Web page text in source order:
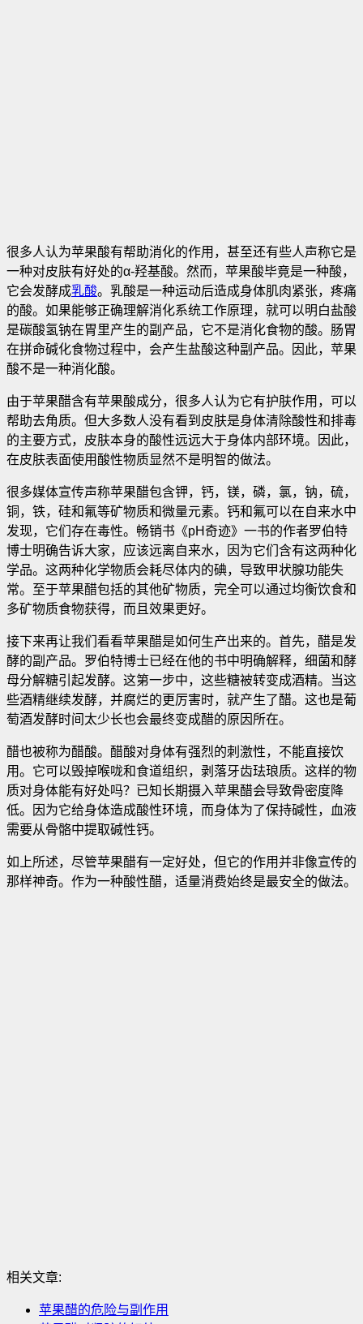
很多人认为苹果酸有帮助消化的作用，甚至还有些人声称它是
一种对皮肤有好处的α-羟基酸。然而，苹果酸毕竟是一种酸，
它会发酵成乳酸。乳酸是一种运动后造成身体肌肉紧张，疼痛
的酸。如果能够正确理解消化系统工作原理，就可以明白盐酸
是碳酸氢钠在胃里产生的副产品，它不是消化食物的酸。肠胃
在拼命碱化食物过程中，会产生盐酸这种副产品。因此，苹果
酸不是一种消化酸。
由于苹果醋含有苹果酸成分，很多人认为它有护肤作用，可以
帮助去角质。但大多数人没有看到皮肤是身体清除酸性和排毒
的主要方式，皮肤本身的酸性远远大于身体内部环境。因此，
在皮肤表面使用酸性物质显然不是明智的做法。
很多媒体宣传声称苹果醋包含钾，钙，镁，磷，氯，钠，硫，
铜，铁，硅和氟等矿物质和微量元素。钙和氟可以在自来水中
发现，它们存在毒性。畅销书《pH奇迹》一书的作者罗伯特
博士明确告诉大家，应该远离自来水，因为它们含有这两种化
学品。这两种化学物质会耗尽体内的碘，导致甲状腺功能失
常。至于苹果醋包括的其他矿物质，完全可以通过均衡饮食和
多矿物质食物获得，而且效果更好。
接下来再让我们看看苹果醋是如何生产出来的。首先，醋是发
酵的副产品。罗伯特博士已经在他的书中明确解释，细菌和酵
母分解糖引起发酵。这第一步中，这些糖被转变成酒精。当这
些酒精继续发酵，并腐烂的更厉害时，就产生了醋。这也是葡
萄酒发酵时间太少长也会最终变成醋的原因所在。
醋也被称为醋酸。醋酸对身体有强烈的刺激性，不能直接饮
用。它可以毁掉喉咙和食道组织，剥落牙齿珐琅质。这样的物
质对身体能有好处吗？已知长期摄入苹果醋会导致骨密度降
低。因为它给身体造成酸性环境，而身体为了保持碱性，血液
需要从骨骼中提取碱性钙。
如上所述，尽管苹果醋有一定好处，但它的作用并非像宣传的
那样神奇。作为一种酸性醋，适量消费始终是最安全的做法。
相关文章:
苹果醋的危险与副作用